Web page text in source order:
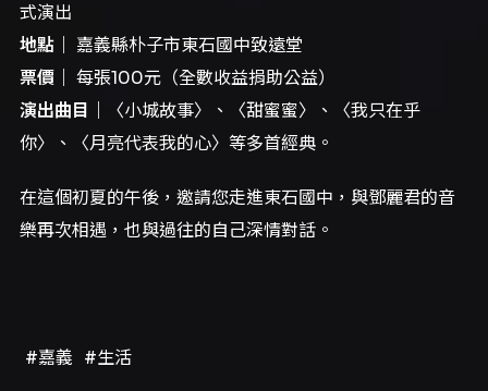
式演出
地點｜
嘉義縣朴子市東石國中致遠堂
票價｜
每張100元（全數收益捐助公益）
演出曲目｜
〈小城故事〉、〈甜蜜蜜〉、〈我只在乎
你〉、〈月亮代表我的心〉等多首經典。
在這個初夏的午後，邀請您走進東石國中，與鄧麗君的音
樂再次相遇，也與過往的自己深情對話。
#嘉義 #生活